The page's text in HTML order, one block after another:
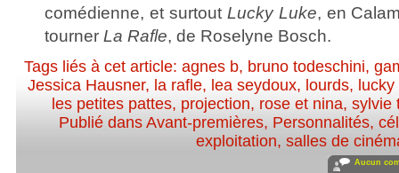
comédienne, et surtout Lucky Luke, en
tourner La Rafle, de Roselyne Bosch.
Tags liés à cet article:agnes b, bruno todeschini,
Jessica Hausner, la rafle, lea seydoux, lourds,
les petites pattes, projection, rose et nina,sylvie
Publié dans Avant-premières, Personnalités,
exploitation, salles de
Aucun